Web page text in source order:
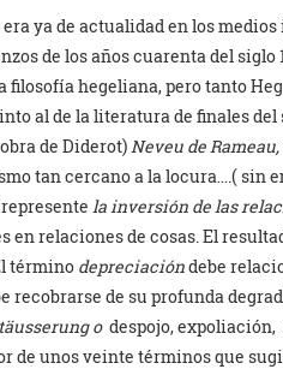
ya de actualidad en los
de los años cuarenta del siglo
hegeliana, pero tanto
al de la literatura de finales del
de Diderot)Neveu de Rameau,
tan cercano a la locura….( sin
la inversión de las
en relaciones de cosas. El
término depreciacióndebe
recobrarse de su profunda
o despojo,
de unos veinte términos que